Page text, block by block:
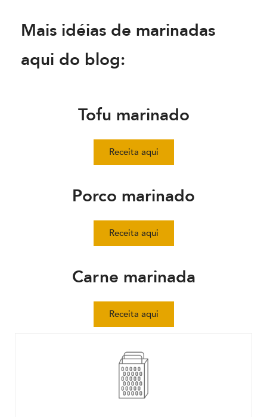
Mais idéias de marinadas
aqui do blog:
Tofu marinado
Receita aqui
Porco marinado
Receita aqui
Carne marinada
Receita aqui